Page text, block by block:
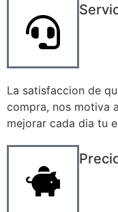
La satisfaccion de
compra, nos motiva
mejorar cada dia tu